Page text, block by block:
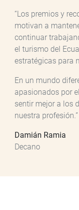
“Los premios y
motivan a
continuar
el turismo del
estratégicas para
En un mundo
apasionados por
sentir mejor a los
nuestra profesión.”
Damián Ramia
Decano